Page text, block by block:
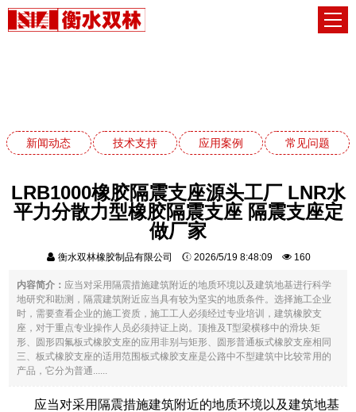
新闻动态 技术支持 应用案例 常见问题
LRB1000橡胶隔震支座源头工厂 LNR水
平力分散力型橡胶隔震支座 隔震支座定
做厂家
衡水双林橡胶制品有限公司 2026/5/19 8:48:09 160
内容简介： 应当对采用隔震措施建筑附近的地质环境以及建筑地基进行科学
地研究和勘测，隔震建筑附近应当具有较为坚实的地质条件。选择施工企业
时，需要查看企业的施工资质，施工工人必须经过专业培训，建筑橡胶支
座，对于重点专业操作人员必须持证上岗。顶推及T型梁横移中的滑块.矩
形、圆形四氟板式橡胶支座的应用非别与矩形、圆形普通板式橡胶支座相同
三、板式橡胶支座的适用范围板式橡胶支座是公路中不型建筑中比较常用的
产品，它分为普通......
应当对采用隔震措施建筑附近的地质环境以及建筑地基